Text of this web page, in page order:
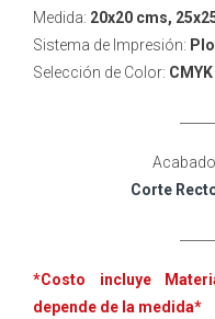
Medida: 20x20 cms,
Sistema de Impresión:
Selección de Color:
Corte
*Costo incluye
depende de la medida*